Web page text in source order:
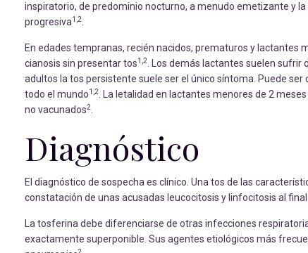
inspiratorio, de predominio nocturno, a menudo emetizante y
progresiva1,2
En edades tempranas, recién nacidos, prematuros y lactantes
cianosis sin presentar tos1,2 . Los demás lactantes suelen
adultos la tos persistente suele ser el único síntoma. Puede
todo el mundo1,2
. La letalidad en lactantes menores de 2
no vacunados2
Diagnóstico
El diagnóstico de sospecha es clínico. Una tos de las
constatación de unas acusadas leucocitosis y linfocitosis al
La tosferina debe diferenciarse de otras infecciones
exactamente superponible. Sus agentes etiológicos más